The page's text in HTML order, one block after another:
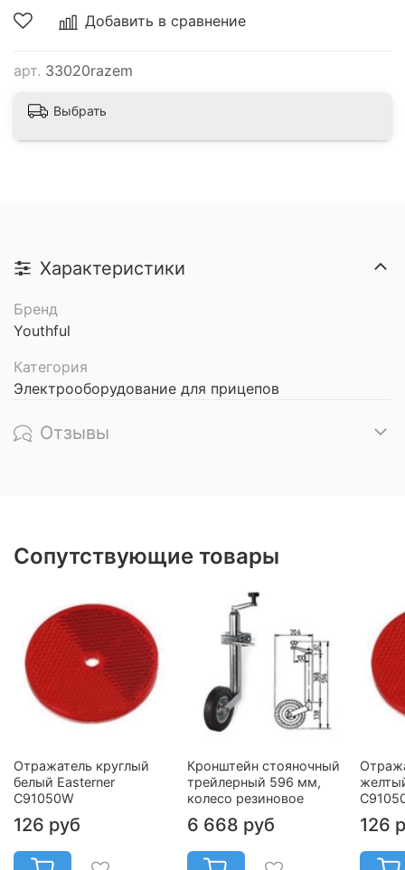
Добавить в сравнение
арт. 33020razem
Выбрать
Характеристики
Бренд
Youthful
Категория
Электрооборудование для прицепов
Отзывы
Сопутствующие товары
Отражатель круглый
белый Easterner
C91050W
126 руб
Кронштейн стояночный
трейлерный 596 мм,
колесо резиновое
6 668 руб 126